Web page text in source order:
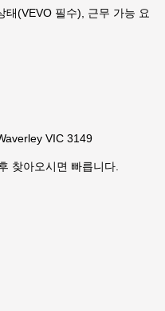
태(VEVO 필수), 근무 가능 요
VIC 3149
아오시면 빠릅니다.